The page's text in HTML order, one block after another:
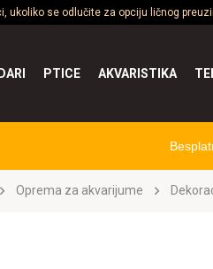
ukoliko se odlučite za opciju ličnog
PTICE AKVARISTIKA
Oprema za akvarijume